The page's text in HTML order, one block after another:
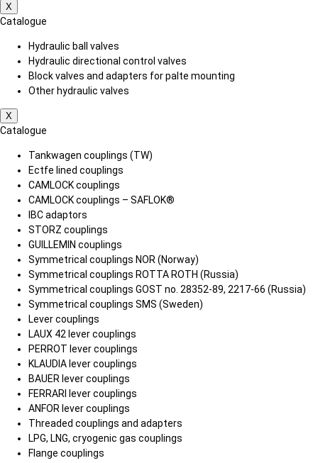
X
Catalogue
Hydraulic ball valves
Hydraulic directional control valves
Block valves and adapters for palte mounting
Other hydraulic valves
X
Catalogue
Tankwagen couplings (TW)
Ectfe lined couplings
CAMLOCK couplings
CAMLOCK couplings – SAFLOK®
IBC adaptors
STORZ couplings
GUILLEMIN couplings
Symmetrical couplings NOR (Norway)
Symmetrical couplings ROTTA ROTH (Russia)
Symmetrical couplings GOST no. 28352-89, 2217-66 (Russia)
Symmetrical couplings SMS (Sweden)
Lever couplings
LAUX 42 lever couplings
PERROT lever couplings
KLAUDIA lever couplings
BAUER lever couplings
FERRARI lever couplings
ANFOR lever couplings
Threaded couplings and adapters
LPG, LNG, cryogenic gas couplings
Flange couplings